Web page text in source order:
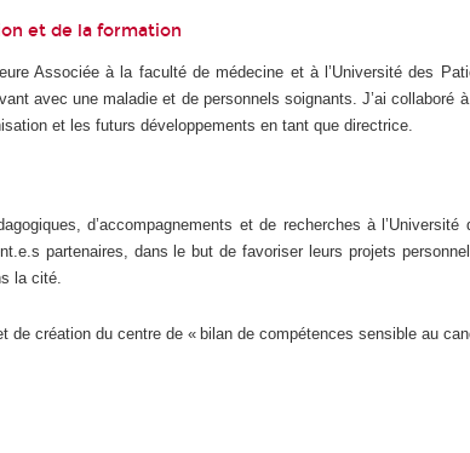
et de la formation
Associée à la faculté de médecine et à l’Université des
avec une maladie et de personnels soignants. J’ai
et les futurs développements en tant que directrice.
d’accompagnements et de recherches à
partenaires, dans le but de favoriser leurs projets
la cité.
de création du centre de « bilan de compétences sensible au